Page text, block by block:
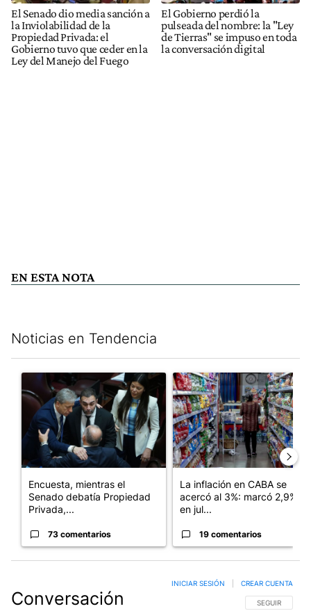
El Senado dio media sanción a
la Inviolabilidad de la
Propiedad Privada: el
Gobierno tuvo que ceder en la
Ley del Manejo del Fuego
El Gobierno perdió la
pulseada del nombre: la "Ley
de Tierras" se impuso en toda
la conversación digital
EN ESTA NOTA
Noticias en Tendencia
Un artículo de tendencia con el título "Encuesta, mientras el
Encuesta, mientras el
Senado debatía Propiedad
Privada,...
73 comentarios
Un artículo de tendencia con
La inflación en CABA se
acercó al 3%: marcó 2,9%
en jul...
19 comentarios
Conversación SIGA ESTA
SEGUIR
INICIAR SESIÓN CREAR CUENTA